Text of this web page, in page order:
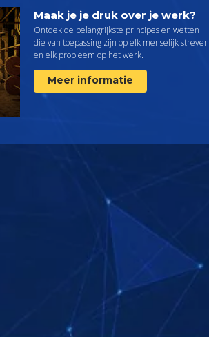
Maak je je druk over je werk?
Ontdek de belangrijkste principes en wetten
die van toepassing zijn op elk menselijk streven
en elk probleem op het werk.
Meer informatie